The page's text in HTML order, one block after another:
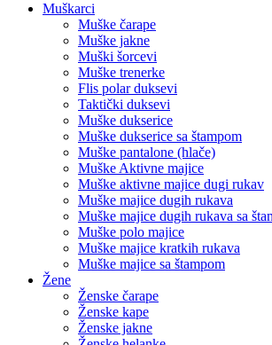
Muškarci
Muške čarape
Muške jakne
Muški šorcevi
Muške trenerke
Flis polar duksevi
Taktički duksevi
Muške dukserice
Muške dukserice sa štampom
Muške pantalone (hlače)
Muške Aktivne majice
Muške aktivne majice dugi rukav
Muške majice dugih rukava
Muške majice dugih rukava sa
Muške polo majice
Muške majice kratkih rukava
Muške majice sa štampom
Žene
Ženske čarape
Ženske kape
Ženske jakne